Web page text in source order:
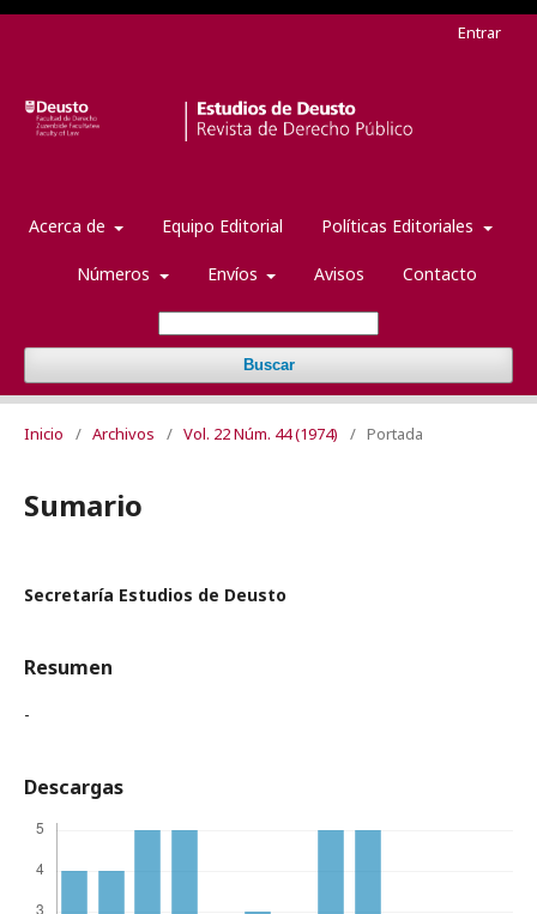
Acerca de Equipo Editorial Políticas Editoriales
Números Envíos Avisos Contacto
Buscar
Entrar
Inicio / Archivos / Vol. 22 Núm. 44 (1974) / Portada
Sumario
Secretaría Estudios de Deusto
Resumen
-
Descargas